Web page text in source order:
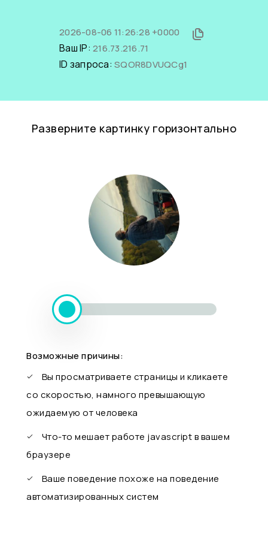
2026-08-06 11:26:28 +0000
Ваш IP: 216.73.216.71
ID запроса: SQOR8DVUQCg1
Разверните картинку горизонтально
Возможные причины:
Вы просматриваете страницы и кликаете
со скоростью, намного превышающую
ожидаемую от человека
Что-то мешает работе javascript в вашем
браузере
Ваше поведение похоже на поведение
автоматизированных систем